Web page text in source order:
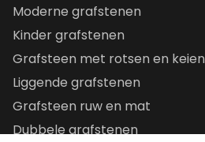
Moderne grafstenen
Kinder grafstenen
Grafsteen met rotsen en keien
Liggende grafstenen
Grafsteen ruw en mat
Dubbele grafstenen